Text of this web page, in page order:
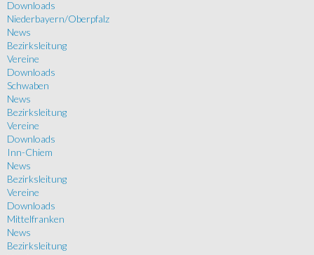
Downloads
Niederbayern/Oberpfalz
News
Bezirksleitung
Vereine
Downloads
Schwaben
News
Bezirksleitung
Vereine
Downloads
Inn-Chiem
News
Bezirksleitung
Vereine
Downloads
Mittelfranken
News
Bezirksleitung